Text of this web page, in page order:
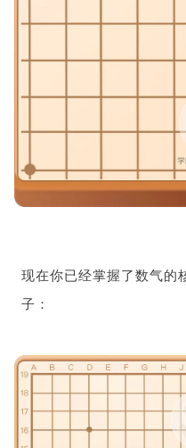
现在你已经掌握了数气的
子：